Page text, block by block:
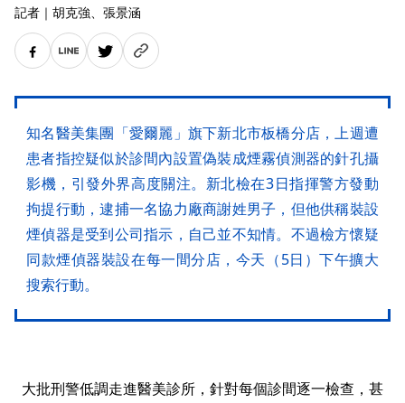
記者 ｜ 胡克強、張景涵
知名醫美集團「愛爾麗」旗下新北市板橋分店，上週遭
患者指控疑似於診間內設置偽裝成煙霧偵測器的針孔攝
影機，引發外界高度關注。新北檢在3日指揮警方發動
拘提行動，逮捕一名協力廠商謝姓男子，但他供稱裝設
煙偵器是受到公司指示，自己並不知情。不過檢方懷疑
同款煙偵器裝設在每一間分店，今天（5日）下午擴大
搜索行動。
大批刑警低調走進醫美診所，針對每個診間逐一檢查，甚